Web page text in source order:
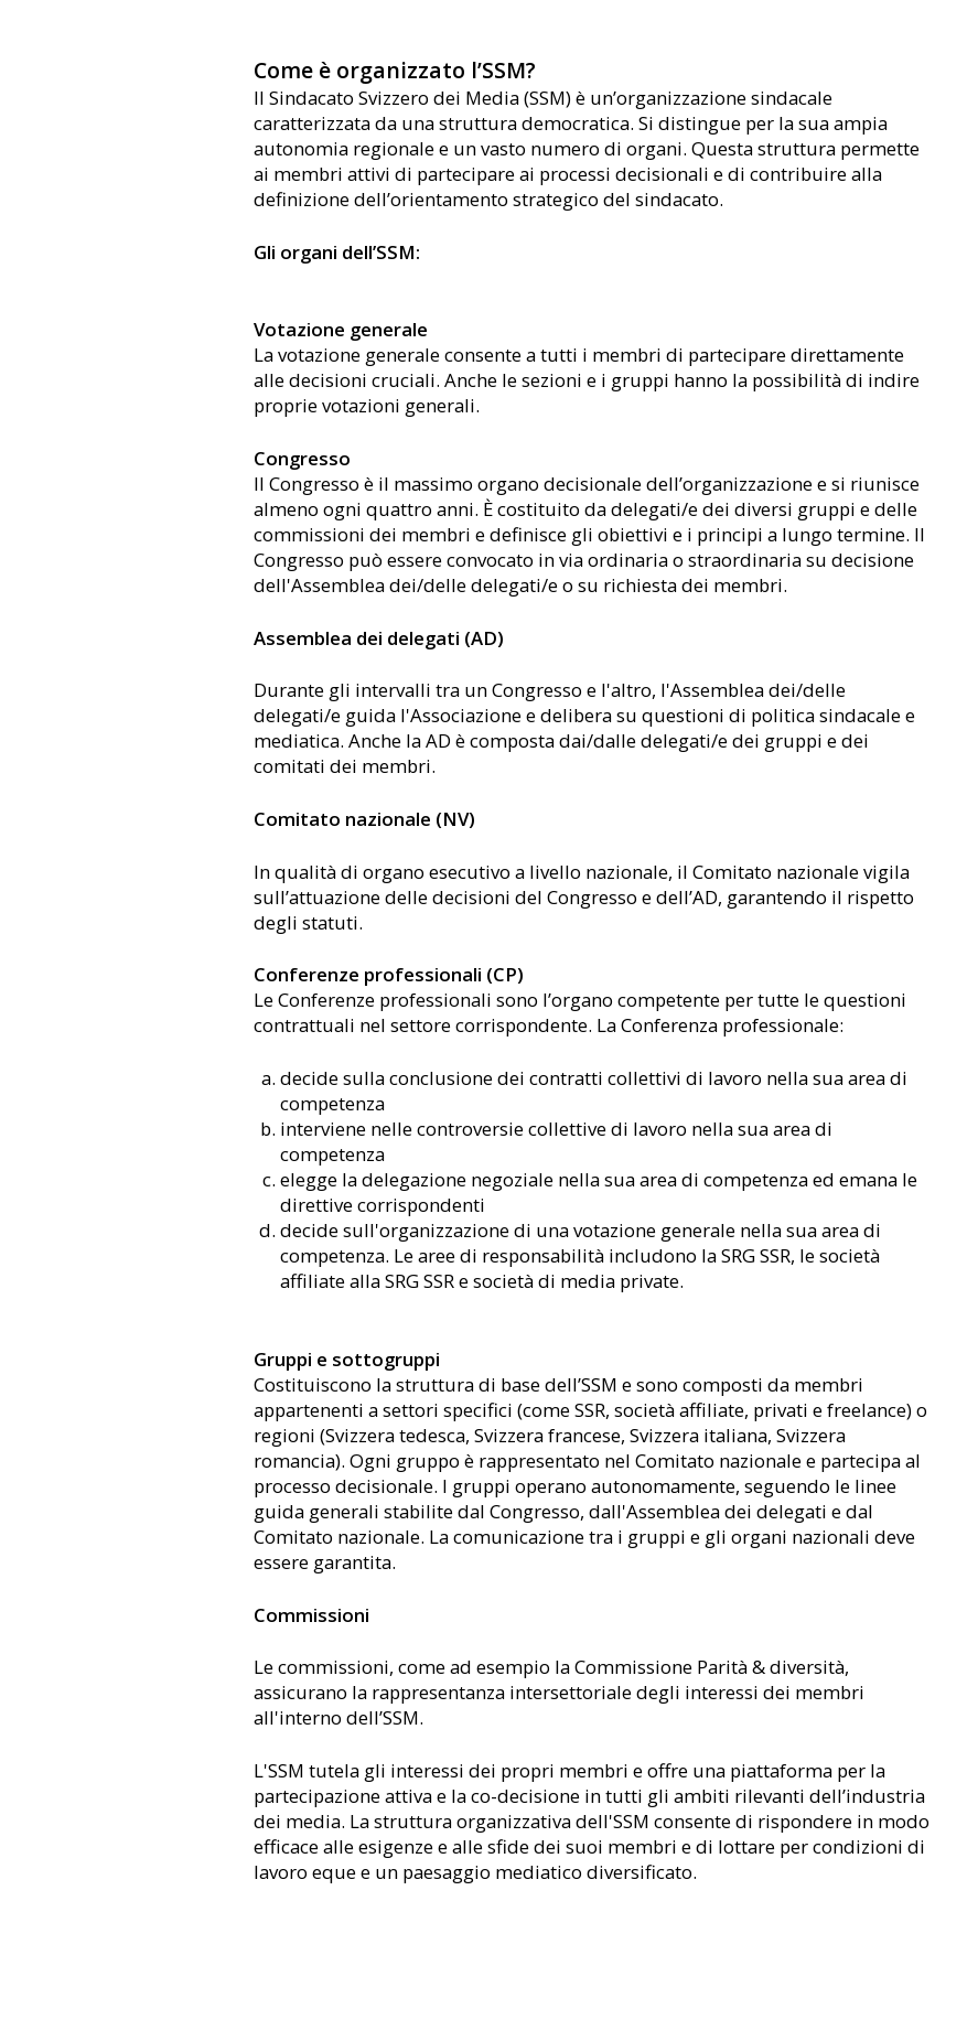
Come è organizzato l’SSM?
Il Sindacato Svizzero dei Media (SSM) è un’organizzazione sindacale
caratterizzata da una struttura democratica. Si distingue per la sua ampia
autonomia regionale e un vasto numero di organi. Questa struttura permette
ai membri attivi di partecipare ai processi decisionali e di contribuire alla
definizione dell’orientamento strategico del sindacato.
Gli organi dell’SSM:
Votazione generale
La votazione generale consente a tutti i membri di partecipare direttamente
alle decisioni cruciali. Anche le sezioni e i gruppi hanno la possibilità di indire
proprie votazioni generali.
Congresso
Il Congresso è il massimo organo decisionale dell’organizzazione e si riunisce
almeno ogni quattro anni. È costituito da delegati/e dei diversi gruppi e delle
commissioni dei membri e definisce gli obiettivi e i principi a lungo termine. Il
Congresso può essere convocato in via ordinaria o straordinaria su decisione
dell'Assemblea dei/delle delegati/e o su richiesta dei membri.
Assemblea dei delegati (AD)
Durante gli intervalli tra un Congresso e l'altro, l'Assemblea dei/delle
delegati/e guida l'Associazione e delibera su questioni di politica sindacale e
mediatica. Anche la AD è composta dai/dalle delegati/e dei gruppi e dei
comitati dei membri.
Comitato nazionale (NV)
In qualità di organo esecutivo a livello nazionale, il Comitato nazionale vigila
sull’attuazione delle decisioni del Congresso e dell’AD, garantendo il rispetto
degli statuti.
Conferenze professionali (CP)
Le Conferenze professionali sono l’organo competente per tutte le questioni
contrattuali nel settore corrispondente. La Conferenza professionale:
decide sulla conclusione dei contratti collettivi di lavoro nella sua area di
competenza
interviene nelle controversie collettive di lavoro nella sua area di
competenza
elegge la delegazione negoziale nella sua area di competenza ed emana le
direttive corrispondenti
decide sull'organizzazione di una votazione generale nella sua area di
competenza. Le aree di responsabilità includono la SRG SSR, le società
affiliate alla SRG SSR e società di media private.
Gruppi e sottogruppi
Costituiscono la struttura di base dell’SSM e sono composti da membri
appartenenti a settori specifici (come SSR, società affiliate, privati e freelance) o
regioni (Svizzera tedesca, Svizzera francese, Svizzera italiana, Svizzera
romancia). Ogni gruppo è rappresentato nel Comitato nazionale e partecipa al
processo decisionale. I gruppi operano autonomamente, seguendo le linee
guida generali stabilite dal Congresso, dall'Assemblea dei delegati e dal
Comitato nazionale. La comunicazione tra i gruppi e gli organi nazionali deve
essere garantita.
Commissioni
Le commissioni, come ad esempio la Commissione Parità & diversità,
assicurano la rappresentanza intersettoriale degli interessi dei membri
all'interno dell’SSM.
L'SSM tutela gli interessi dei propri membri e offre una piattaforma per la
partecipazione attiva e la co-decisione in tutti gli ambiti rilevanti dell’industria
dei media. La struttura organizzativa dell'SSM consente di rispondere in modo
efficace alle esigenze e alle sfide dei suoi membri e di lottare per condizioni di
lavoro eque e un paesaggio mediatico diversificato.